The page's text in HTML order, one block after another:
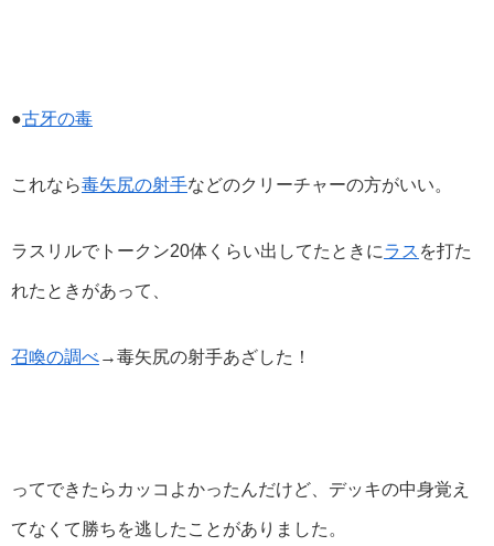
●古牙の毒
これなら毒矢尻の射手などのクリーチャーの方がいい。
ラスリルでトークン20体くらい出してたときにラス を打た
れたときがあって、
召喚の調べ→毒矢尻の射手あざした！
ってできたらカッコよかったんだけど、デッキの中身覚え
てなくて勝ちを逃したことがありました。